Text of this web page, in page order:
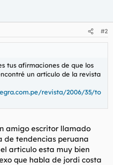
#2
tus afirmaciones de que los
un artículo de la revista
revista/2006/35/to
amigo escritor llamado
tendencias peruana
articulo esta muy bien
que habla de jordi costa